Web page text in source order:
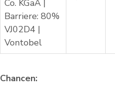
Co. KGaA |
Barriere: 80%
VJ02D4 |
Vontobel
Chancen: